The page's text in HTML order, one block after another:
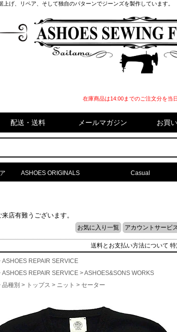
げ、リペア、そして独自のパターンでジーンズを製作しています。
在庫商品は14:00までのご注文分を当
配送・送料 メールマガジン お買
ASHOES ORIGINALS Casual
店有難うございます。
お気に入り一覧 アカウントサービ
送料とお支払い方法について
ASHOES REPAIR SERVICE
ASHOES REPAIR SERVICE >ASHOES&SONS WORKS
品種別 > トップス > ニット > セーター